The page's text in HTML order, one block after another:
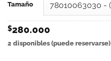
Tamaño
$280.000
2 disponibles (puede reservarse)